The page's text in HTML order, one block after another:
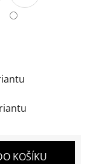
KOŠÍKU